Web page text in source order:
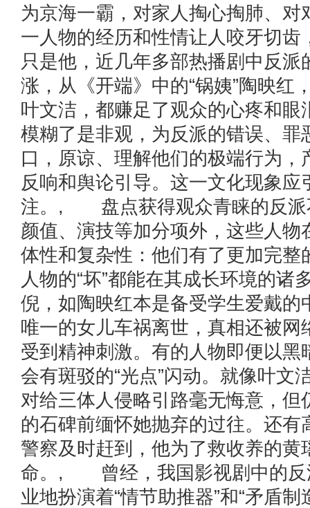
为京海一霸，对家人掏心掏肺、对
一人物的经历和性情让人咬牙切齿
只是他，近几年多部热播剧中反派
涨，从《开端》中的“锅姨”陶映红
叶文洁，都赚足了观众的心疼和眼
模糊了是非观，为反派的错误、罪
口，原谅、理解他们的极端行为，
反响和舆论引导。这一文化现象应
注。, 盘点获得观众青睐的反派
颜值、演技等加分项外，这些人物
体性和复杂性：他们有了更加完整
人物的“坏”都能在其成长环境的诸
倪，如陶映红本是备受学生爱戴的
唯一的女儿车祸离世，真相还被网
受到精神刺激。有的人物即便以黑
会有斑驳的“光点”闪动。就像叶文
对给三体人侵略引路毫无悔意，但
的石碑前缅怀她抛弃的过往。还有
警察及时赶到，他为了救收养的黄
命。, 曾经，我国影视剧中的反
业地扮演着“情节助推器”和“矛盾制